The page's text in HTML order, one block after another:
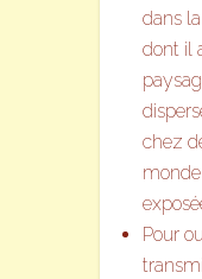
dans
dont il
chez
Pour